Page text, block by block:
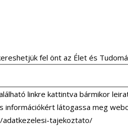
fel önt az Élet és
linkre kattintva bármikor
információkért látogassa meg
tajekoztato/